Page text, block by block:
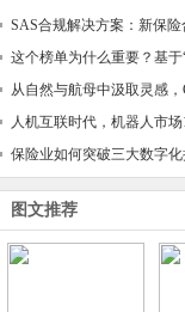
领跑基
SAS合规解决方案：新保
新的机
这个榜单为什么重要？基于
易善
从自然与航母中汲取灵感
境空调自由
人机互联时代，机器人市
背后的
保险业如何突破三大数字化
技术
图文推荐